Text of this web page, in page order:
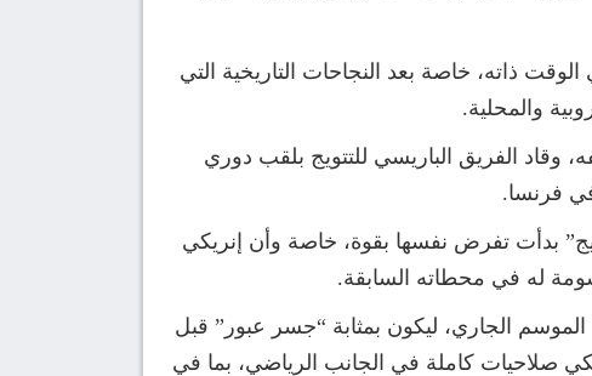
ذاته، خاصة بعد النجاحات التاريخية التي
والمحلية.
الفريق الباريسي للتتويج بلقب دوري
في فرنسا.
بدأت تفرض نفسها بقوة، خاصة وأن إنريكي
له في محطاته السابقة.
الموسم الجاري، ليكون بمثابة “جسر عبور” قبل
لمنح لويس إنريكي صلاحيات كاملة في الجانب الرياضي، بما في